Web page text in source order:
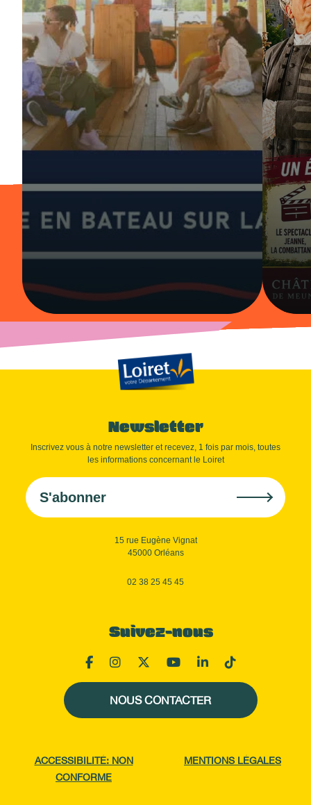
Newsletter
Inscrivez vous à notre newsletter et recevez, 1 fois par mois, toutes
les informations concernant le Loiret
S'abonner
15 rue Eugène Vignat
45000 Orléans
02 38 25 45 45
Suivez-nous
NOUS CONTACTER
ACCESSIBILITÉ: NON
CONFORME
MENTIONS LÉGALES